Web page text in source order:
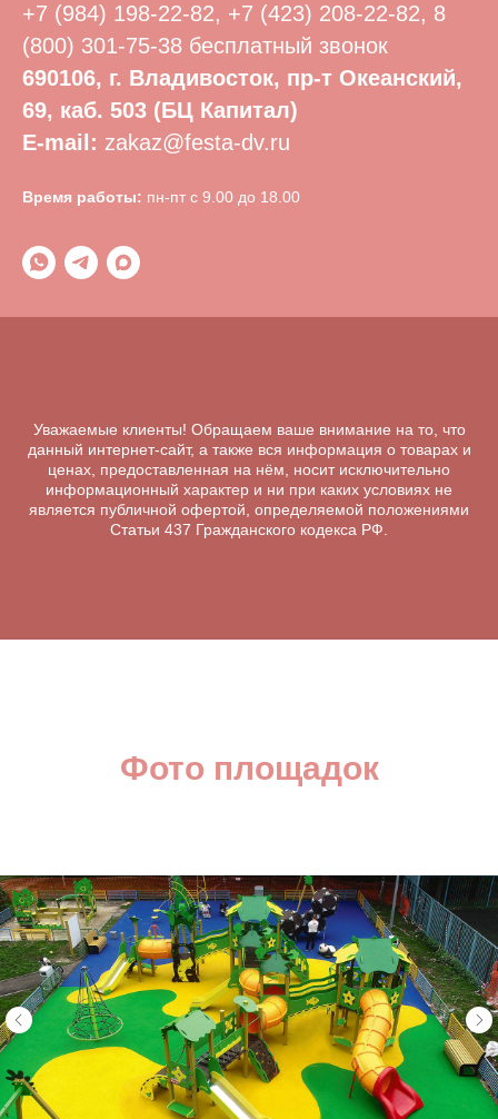
+7 (984) 198-22-82, +7 (423) 208-22-82, 8
(800) 301-75-38 бесплатный звонок
690106, г. Владивосток, пр-т Океанский,
69, каб. 503 (БЦ Капитал)
E-mail: zakaz@festa-dv.ru
Время работы: пн-пт с 9.00 до 18.00
Уважаемые клиенты! Обращаем ваше внимание на то, что
данный интернет-сайт, а также вся информация о товарах и
ценах, предоставленная на нём, носит исключительно
информационный характер и ни при каких условиях не
является публичной офертой, определяемой положениями
Статьи 437 Гражданского кодекса РФ.
Фото площадок